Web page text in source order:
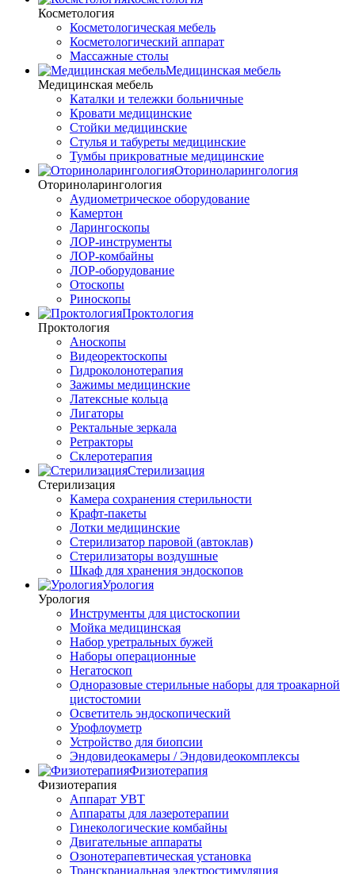
Косметология
Косметологическая мебель
Косметологический аппарат
Массажные столы
Медицинская мебель
Медицинская мебель
Каталки и тележки больничные
Кровати медицинские
Стойки медицинские
Стулья и табуреты медицинские
Тумбы прикроватные медицинские
Оториноларингология
Оториноларингология
Аудиометрическое оборудование
Камертон
Ларингоскопы
ЛОР-инструменты
ЛОР-комбайны
ЛОР-оборудование
Отоскопы
Риноскопы
Проктология
Проктология
Аноскопы
Видеоректоскопы
Гидроколонотерапия
Зажимы медицинские
Латексные кольца
Лигаторы
Ректальные зеркала
Ретракторы
Склеротерапия
Стерилизация
Стерилизация
Камера сохранения стерильности
Крафт-пакеты
Лотки медицинские
Стерилизатор паровой (автоклав)
Стерилизаторы воздушные
Шкаф для хранения эндоскопов
Урология
Урология
Инструменты для цистоскопии
Мойка медицинская
Набор уретральных бужей
Наборы операционные
Негатоскоп
Одноразовые стерильные наборы для троакарной
цистостомии
Осветитель эндоскопический
Урофлоуметр
Устройство для биопсии
Эндовидеокамеры / Эндовидеокомплексы
Физиотерапия
Физиотерапия
Аппарат УВТ
Аппараты для лазеротерапии
Гинекологические комбайны
Двигательные аппараты
Озонотерапевтическая установка
Транскраниальная электростимуляция